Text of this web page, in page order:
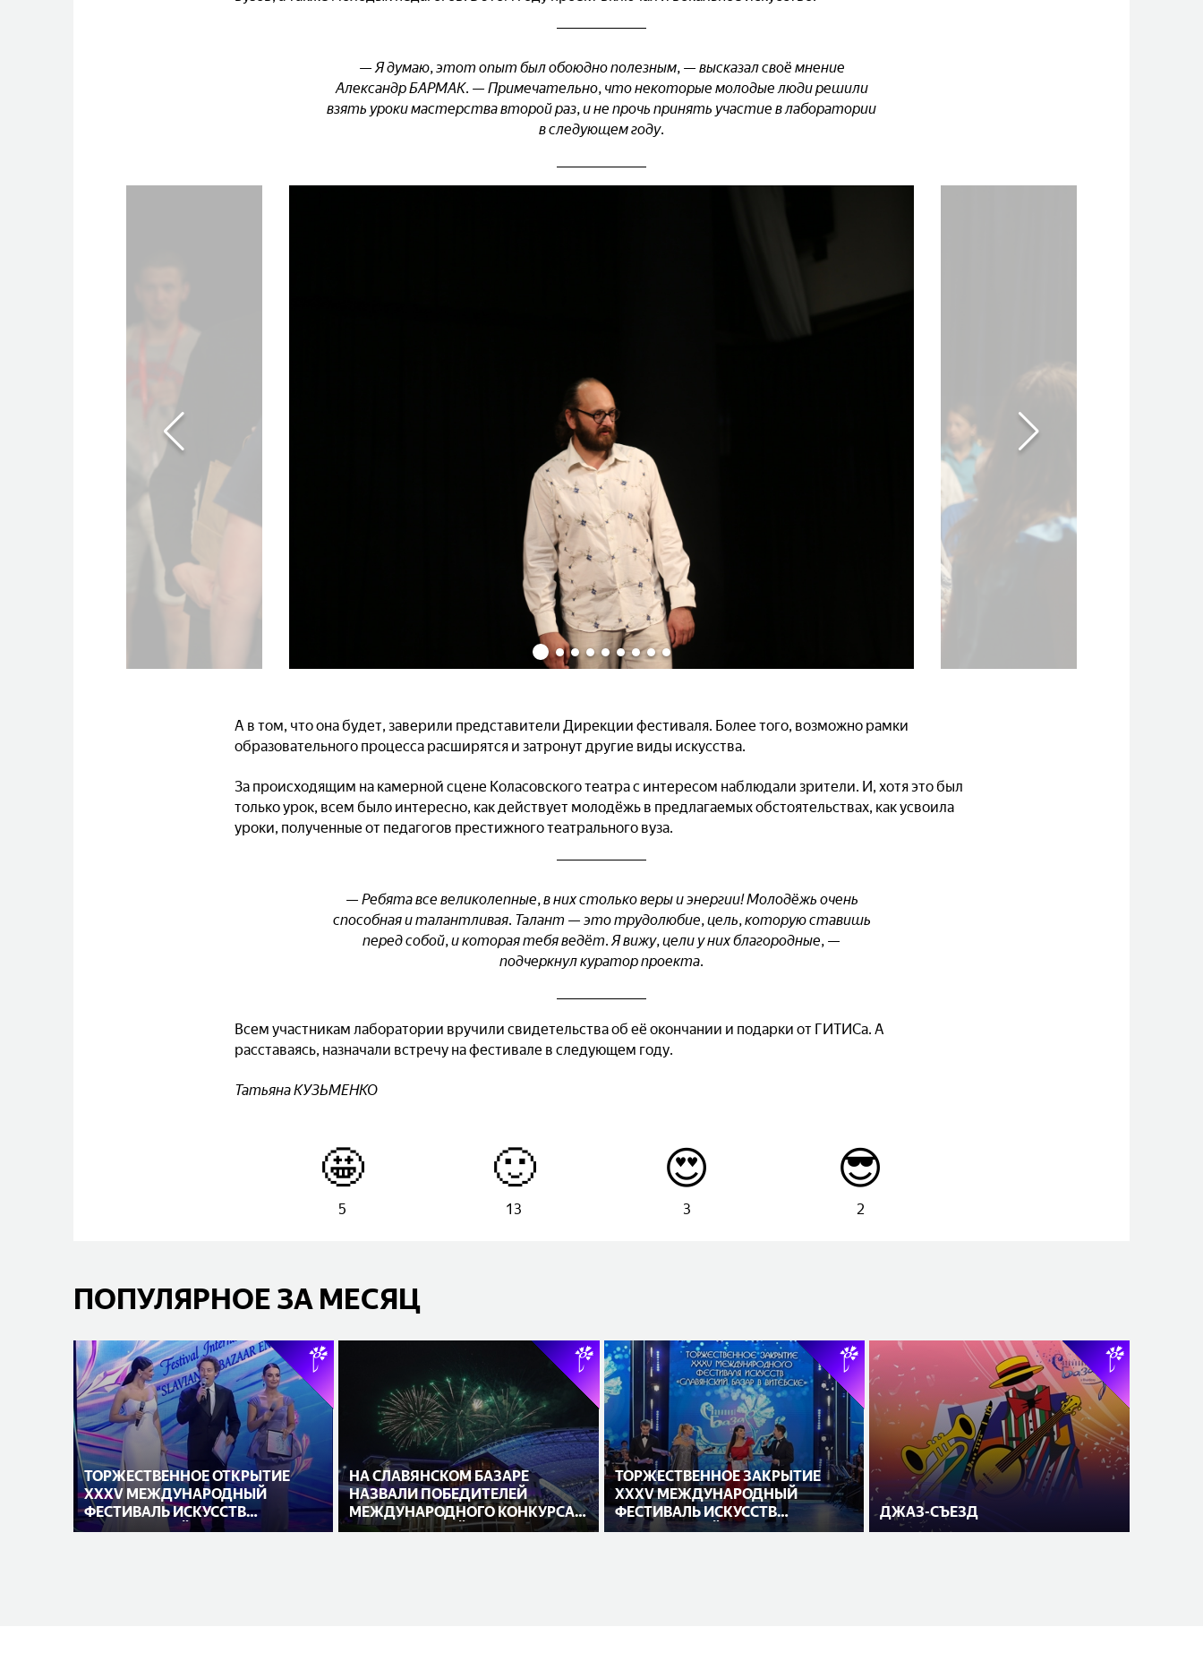
— Я думаю, этот опыт был обоюдно полезным, — высказал своё мнение
Александр БАРМАК. — Примечательно, что некоторые молодые люди решили
взять уроки мастерства второй раз, и не прочь принять участие в лаборатории
в следующем году.
А в том, что она будет, заверили представители Дирекции фестиваля. Более того, возможно рамки
образовательного процесса расширятся и затронут другие виды искусства.
За происходящим на камерной сцене Коласовского театра с интересом наблюдали зрители. И, хотя это был
только урок, всем было интересно, как действует молодёжь в предлагаемых обстоятельствах, как усвоила
уроки, полученные от педагогов престижного театрального вуза.
— Ребята все великолепные, в них столько веры и энергии! Молодёжь очень
способная и талантливая. Талант — это трудолюбие, цель, которую ставишь
перед собой, и которая тебя ведёт. Я вижу, цели у них благородные, —
подчеркнул куратор проекта.
Всем участникам лаборатории вручили свидетельства об её окончании и подарки от ГИТИСа. А
расставаясь, назначали встречу на фестивале в следующем году.
Татьяна КУЗЬМЕНКО
🤩
5
🙂
13
😍
3
😎
2
ПОПУЛЯРНОЕ ЗА МЕСЯЦ
ТОРЖЕСТВЕННОЕ ОТКРЫТИЕ
XXXV МЕЖДУНАРОДНЫЙ
ФЕСТИВАЛЬ ИСКУССТВ
«СЛАВЯНСКИЙ БАЗАР В
НА СЛАВЯНСКОМ БАЗАРЕ
НАЗВАЛИ ПОБЕДИТЕЛЕЙ
МЕЖДУНАРОДНОГО КОНКУРСА
ИСПОЛНИТЕЛЕЙ
ТОРЖЕСТВЕННОЕ ЗАКРЫТИЕ
XXXV МЕЖДУНАРОДНЫЙ
ФЕСТИВАЛЬ ИСКУССТВ
«СЛАВЯНСКИЙ БАЗАР В
ДЖАЗ-СЪЕЗД